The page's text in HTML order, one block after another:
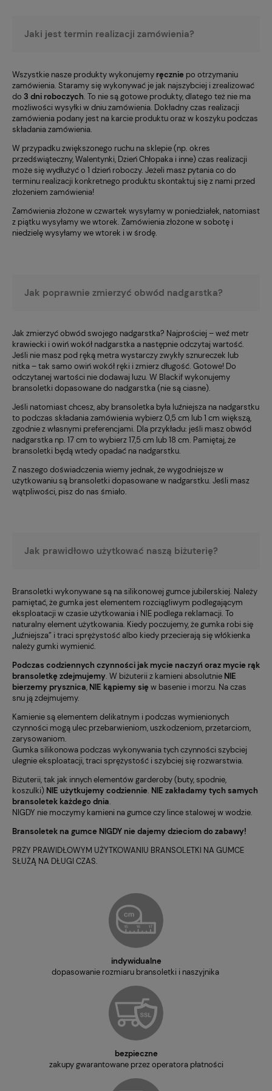
Jaki jest termin realizacji zamówienia?
Wszystkie nasze produkty wykonujemy ręcznie po otrzymaniu
zamówienia. Staramy się wykonywać je jak najszybciej i zrealizować
do 3 dni roboczych. To nie są gotowe produkty, dlatego też nie ma
możliwości wysyłki w dniu zamówienia. Dokładny czas realizacji
zamówienia podany jest na karcie produktu oraz w koszyku podczas
składania zamówienia.
W przypadku zwiększonego ruchu na sklepie (np. okres
przedświąteczny, Walentynki, Dzień Chłopaka i inne) czas realizacji
może się wydłużyć o 1 dzień roboczy. Jeżeli masz pytania co do
terminu realizacji konkretnego produktu skontaktuj się z nami przed
złożeniem zamówienia!
Zamówienia złożone w czwartek wysyłamy w poniedziałek, natomiast
z piątku wysyłamy we wtorek. Zamówienia złożone w sobotę i
niedzielę wysyłamy we wtorek i w środę.
Jak poprawnie zmierzyć obwód nadgarstka?
Jak zmierzyć obwód swojego nadgarstka? Najprościej – weź metr
krawiecki i owiń wokół nadgarstka a następnie odczytaj wartość.
Jeśli nie masz pod ręką metra wystarczy zwykły sznureczek lub
nitka – tak samo owiń wokół ręki i zmierz długość. Gotowe! Do
odczytanej wartości nie dodawaj luzu. W Blackif wykonujemy
bransoletki dopasowane do nadgarstka (nie są ciasne).
Jeśli natomiast chcesz, aby bransoletka była luźniejsza na nadgarstku
to podczas składania zamówienia wybierz 0,5 cm lub 1 cm większą,
zgodnie z własnymi preferencjami. Dla przykładu: jeśli masz obwód
nadgarstka np. 17 cm to wybierz 17,5 cm lub 18 cm. Pamiętaj, że
bransoletki będą wtedy opadać na nadgarstku.
Z naszego doświadczenia wiemy jednak, że wygodniejsze w
użytkowaniu są bransoletki dopasowane w nadgarstku. Jeśli masz
wątpliwości, pisz do nas śmiało.
Jak prawidłowo użytkować naszą biżuterię?
Bransoletki wykonywane są na silikonowej gumce jubilerskiej. Należy
pamiętać, że gumka jest elementem rozciągliwym podlegającym
eksploatacji w czasie użytkowania i NIE podlega reklamacji. To
naturalny element użytkowania. Kiedy poczujemy, że gumka robi się
„luźniejsza” i traci sprężystość albo kiedy przecierają się włókienka
należy gumki wymienić.
Podczas codziennych czynności jak mycie naczyń oraz mycie rąk
bransoletkę zdejmujemy. W biżuterii z kamieni absolutnie NIE
bierzemy prysznica, NIE kąpiemy sięw basenie i morzu. Na czas
snu ją zdejmujemy.
Kamienie są elementem delikatnym i podczas wymienionych
czynności mogą ulec przebarwieniom, uszkodzeniom, przetarciom,
zarysowaniom.
Gumka silikonowa podczas wykonywania tych czynności szybciej
ulegnie eksploatacji, traci sprężystość i szybciej się rozwarstwia.
Biżuterii, tak jak innych elementów garderoby (buty, spodnie,
koszulki) NIE użytkujemy codziennie. NIE zakładamy tych samych
bransoletek każdego dnia.
NIGDY nie moczymy kamieni na gumce czy lince stalowej w wodzie.
Bransoletek na gumce NIGDY nie dajemy dzieciom do zabawy!
PRZY PRAWIDŁOWYM UŻYTKOWANIU BRANSOLETKI NA GUMCE
SŁUŻĄ NA DŁUGI CZAS.
indywidualne
dopasowanie rozmiaru bransoletki i naszyjnika
bezpieczne
zakupy gwarantowane przez operatora płatności